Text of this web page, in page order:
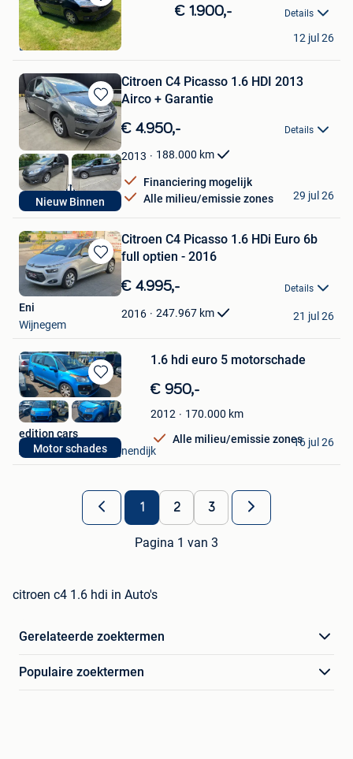
Bewaren
in
Mijn
Favorieten
€ 1.900,- Details
tom
Beerse
12 jul 26
Bewaren
in
Mijn
Favorieten
Nieuw Binnen
Citroen C4 Picasso 1.6 HDI 2013
Airco + Garantie
€ 4.950,- Details
2013 188.000 km
Financiering mogelijk
Alle milieu/emissie zones
* Auto Turnhout *
Turnhout
29 jul 26
Bewaren
in
Mijn
Favorieten
Citroen C4 Picasso 1.6 HDi Euro 6b
full optien - 2016
€ 4.995,- Details
2016 247.967 km
Eni
Wijnegem
21 jul 26
Bewaren
in
Mijn
Motor schades
1.6 hdi euro 5 motorschade
€ 950,-
2012 170.000 km
Alle milieu/emissie zones
edition cars
Aarschot + Deel Begijnendijk
16 jul 26
1 2 3
Pagina 1 van 3
citroen c4 1.6 hdi in Auto's
Gerelateerde zoektermen
Populaire zoektermen